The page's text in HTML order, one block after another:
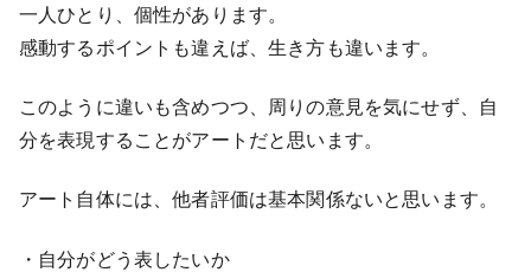
一人ひとり、個性があります。
感動するポイントも違えば、生き方も違います。
このように違いも含めつつ、周りの意見を気にせず、自
分を表現することがアートだと思います。
アート自体には、他者評価は基本関係ないと思います。
・自分がどう表したいか